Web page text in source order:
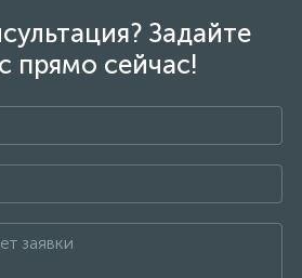
Задайте
прямо сейчас!